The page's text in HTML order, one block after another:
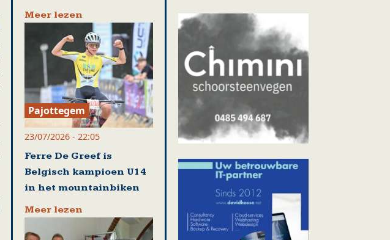
Meer lezen
Pajottegem
23/07/2026 - 22:05
Ferre De Greef is
Belgisch kampioen U14
in het mountainbiken
Meer lezen